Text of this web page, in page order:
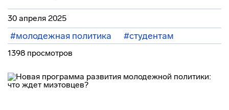
30 апреля 2025
#молодежная политика #студентам
1398 просмотров